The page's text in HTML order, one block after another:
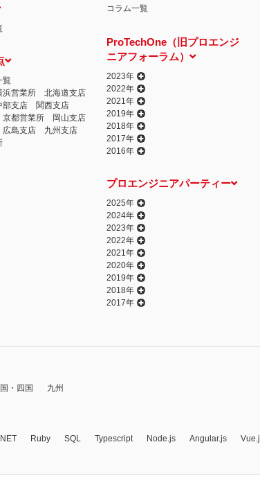
ムを利用し、特定のサイトにおいて行動ターゲティング広告（サ
。 その際、ユーザーのサイト訪問履歴情報を採取するためCookie
止と是正、その他個人情報の安全管理のために必要かつ適切な措置
覧
浜営業所
北海道支店
部支店
関西支店
京都営業所
岡山支店
広島支店
九州支店
コラム一覧
ProTechOne（旧プロエンジ
ニアフォーラム）
2023年
2022年
2021年
2019年
2018年
2017年
2016年
プロエンジニアパーティー
2025年
2024年
2023年
2022年
2021年
2020年
2019年
2018年
2017年
・四国 九州
Ruby SQL Typescript Node.js Angular.js